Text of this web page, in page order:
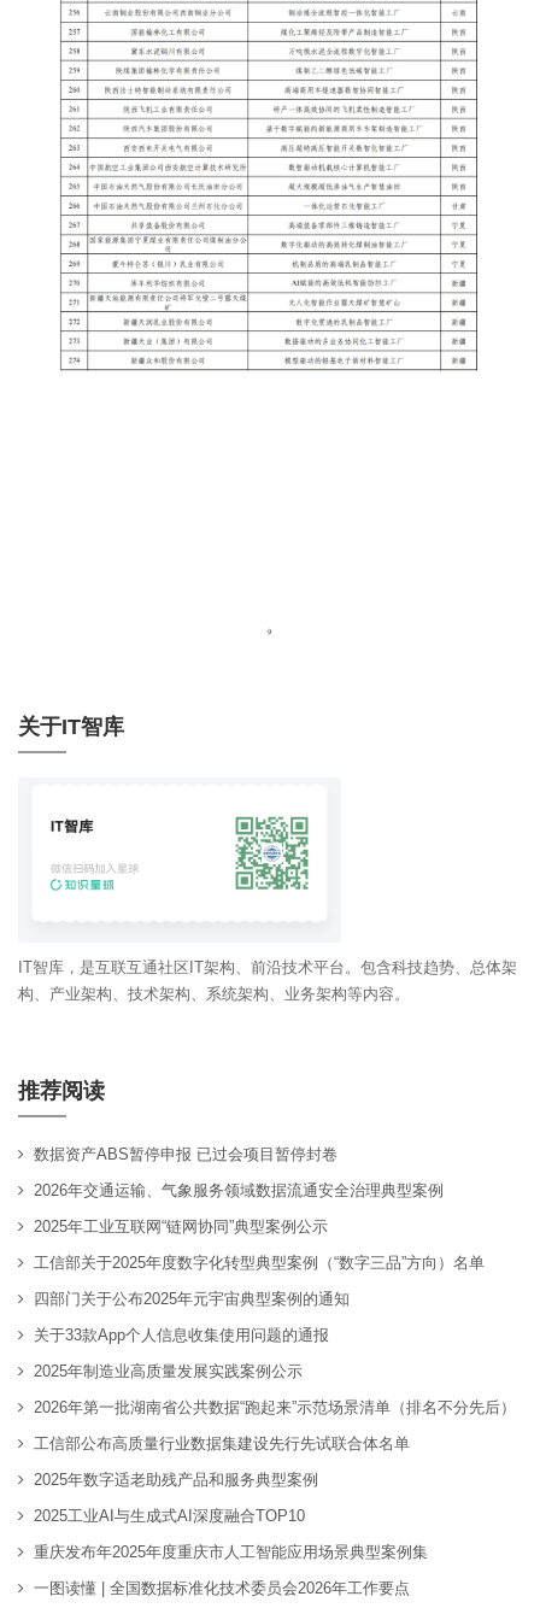
关于IT智库
IT智库，是互联互通社区IT架构、前沿技术平台。包含科技趋势、总体架
构、产业架构、技术架构、系统架构、业务架构等内容。
推荐阅读
数据资产ABS暂停申报 已过会项目暂停封卷
2026年交通运输、气象服务领域数据流通安全治理典型案例
2025年工业互联网“链网协同”典型案例公示
工信部关于2025年度数字化转型典型案例（“数字三品”方向）名单
四部门关于公布2025年元宇宙典型案例的通知
关于33款App个人信息收集使用问题的通报
2025年制造业高质量发展实践案例公示
2026年第一批湖南省公共数据“跑起来”示范场景清单（排名不分先后）
工信部公布高质量行业数据集建设先行先试联合体名单
2025年数字适老助残产品和服务典型案例
2025工业AI与生成式AI深度融合TOP10
重庆发布年2025年度重庆市人工智能应用场景典型案例集
一图读懂 | 全国数据标准化技术委员会2026年工作要点